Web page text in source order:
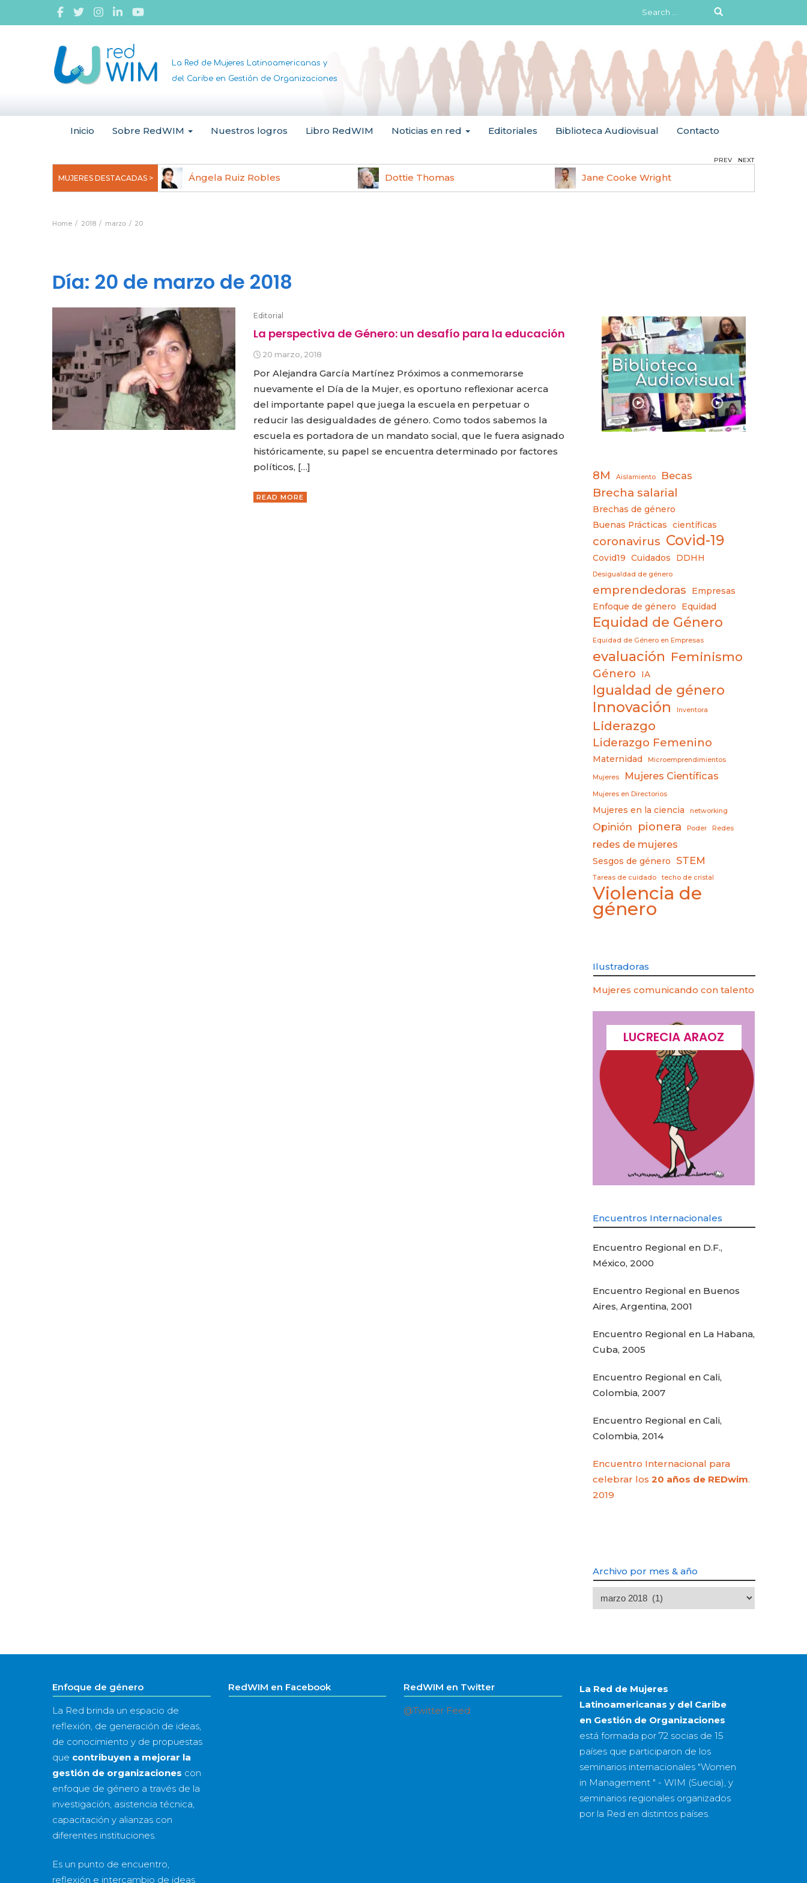
Search
for:
La Red de Mujeres Latinoamericanas y
del Caribe en Gestión de Organizaciones
Inicio Sobre RedWIM Nuestros logros Libro RedWIM Noticias en red Editoriales Biblioteca Audiovisual Contacto
MUJERES DESTACADAS >
Uchegbu, pionera en
Ángela Ruiz Robles Dottie Thomas Jane Cooke Wright
PREV NEXT
Home 2018 marzo 20
Día: 20 de marzo de 2018
Editorial
La perspectiva de Género: un desafío para la educación
20 marzo, 2018
Por Alejandra García Martínez Próximos a conmemorarse
nuevamente el Día de la Mujer, es oportuno reflexionar acerca
del importante papel que juega la escuela en perpetuar o
reducir las desigualdades de género. Como todos sabemos la
escuela es portadora de un mandato social, que le fuera asignado
históricamente, su papel se encuentra determinado por factores
políticos, […]
READ MORE
8M Aislamiento Becas
Brecha salarial
Brechas de género
Buenas Prácticas
científicas
coronavirus Covid-19
Covid19 Cuidados DDHH
Desigualdad de género
emprendedoras
Empresas
Enfoque de género
Equidad
Equidad de Género
Equidad de Género en Empresas
evaluación Feminismo
Género IA
Igualdad de género
Innovación Inventora
Liderazgo
Liderazgo Femenino
Maternidad Microemprendimientos
Mujeres Mujeres Científicas
Mujeres en Directorios
Mujeres en la ciencia networking
Opinión pionera Poder Redes
redes de mujeres
Sesgos de género STEM
Tareas de cuidado techo de cristal
Violencia de
género
Ilustradoras
Mujeres comunicando con talento
LUCRECIA ARAOZ
Encuentros Internacionales
Encuentro Regional en D.F.,
México, 2000
Encuentro Regional en Buenos
Aires, Argentina, 2001
Encuentro Regional en La Habana,
Cuba, 2005
Encuentro Regional en Cali,
Colombia, 2007
Encuentro Regional en Cali,
Colombia, 2014
Encuentro Internacional para
celebrar los 20 años de REDwim.
2019
Archivo por mes & año
por
año
Enfoque de género
La Red brinda un espacio de
reflexión, de generación de ideas,
de conocimiento y de propuestas
que contribuyen a mejorar la
gestión de organizaciones con
enfoque de género a través de la
investigación, asistencia técnica,
capacitación y alianzas con
diferentes instituciones.
Es un punto de encuentro,
reflexión e intercambio de ideas
RedWIM en Facebook RedWIM en Twitter
@Twitter Feed
La Red de Mujeres
Latinoamericanas y del Caribe
en Gestión de Organizaciones
está formada por 72 sociasde 15
paísesque participaron de los
seminarios internacionales "Women
in Management " - WIM (Suecia), y
seminarios regionales organizados
por la Red en distintos países.